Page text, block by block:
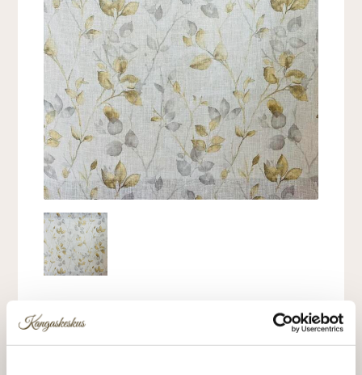
Palan koko 2,25m x 150cm. Kevyt,
läpikuultava pellavajäljitelmäkangas.